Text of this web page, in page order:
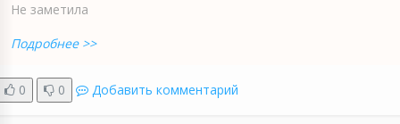
Не заметила
Подробнее >>
0 0 Добавить комментарий